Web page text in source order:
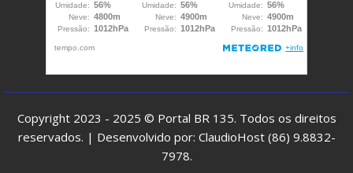
Copyright 2023 - 2025 © Portal BR 135. Todos os direitos
reservados. | Desenvolvido por: ClaudioHost (86) 9.8832-
7978.